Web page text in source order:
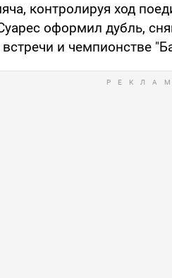
контролируя ход
оформил дубль,
встречи и чемпионстве